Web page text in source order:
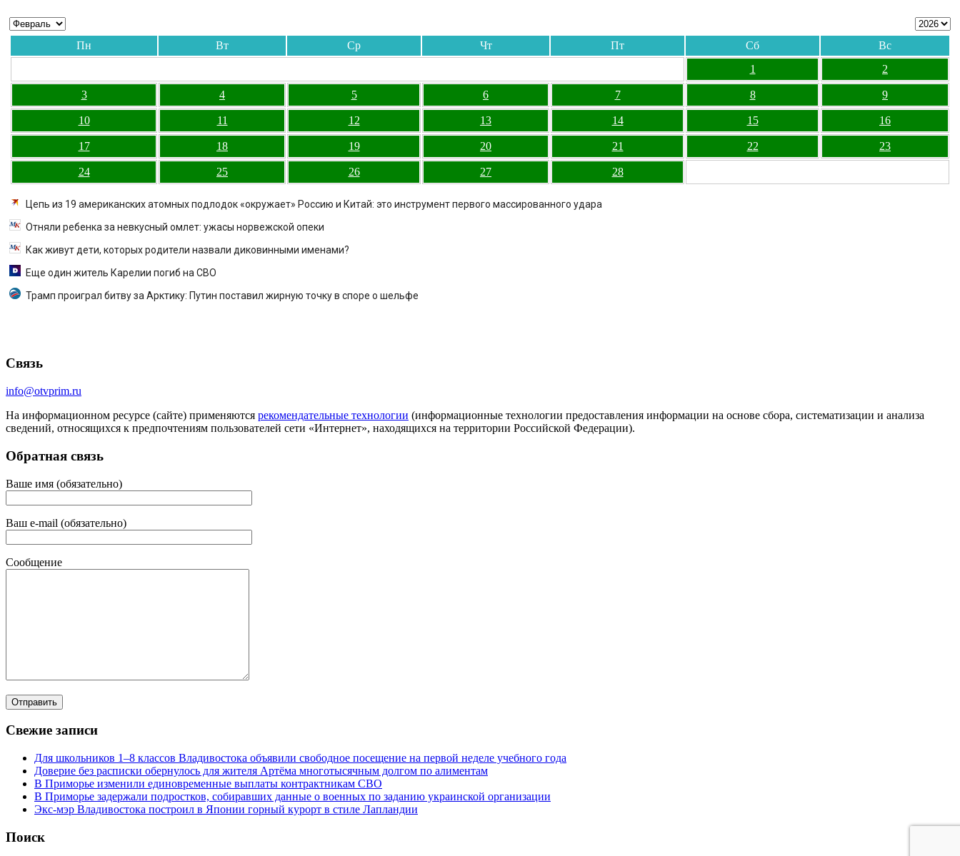
Пн Вт Ср Чт Пт Сб
Вс
1
2
3 4 5 6 7 8 9
10 11 12 13 14 15 16
17 18 19 20 21 22 23
24 25 26 27 28
Цепь из 19 американских атомных подлодок «окружает» Россию и Китай: это инструмент первого массированного удара
Отняли ребенка за невкусный омлет: ужасы норвежской опеки
Как живут дети, которых родители назвали диковинными именами?
Еще один житель Карелии погиб на СВО
Трамп проиграл битву за Арктику: Путин поставил жирную точку в споре о шельфе
Связь
info@otvprim.ru
На информационном ресурсе (сайте) применяются рекомендательные технологии (информационные технологии предоставления информации на основе сбора, систематизации и анализа
сведений, относящихся к предпочтениям пользователей сети «Интернет», находящихся на территории Российской Федерации).
Обратная связь
Ваше имя (обязательно)
Ваш e-mail (обязательно)
Сообщение
Свежие записи
Для школьников 1–8 классов Владивостока объявили свободное посещение на первой неделе учебного года
Доверие без расписки обернулось для жителя Артёма многотысячным долгом по алиментам
В Приморье изменили единовременные выплаты контрактникам СВО
В Приморье задержали подростков, собиравших данные о военных по заданию украинской организации
Экс-мэр Владивостока построил в Японии горный курорт в стиле Лапландии
Поиск